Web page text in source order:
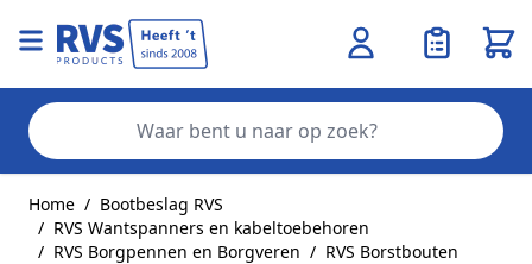
Home / Bootbeslag RVS
/ RVS Wantspanners en kabeltoebehoren
/ RVS Borgpennen en Borgveren / RVS Borstbouten